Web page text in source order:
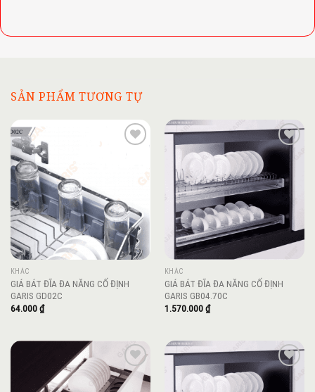
SẢN PHẨM TƯƠNG TỰ
KHÁC
GIÁ BÁT ĐĨA ĐA NĂNG CỐ ĐỊNH
GARIS GD02C
64.000₫
KHÁC
GIÁ BÁT ĐĨA ĐA NĂNG CỐ ĐỊNH
GARIS GB04.70C
1.570.000₫
Add to
wishlist